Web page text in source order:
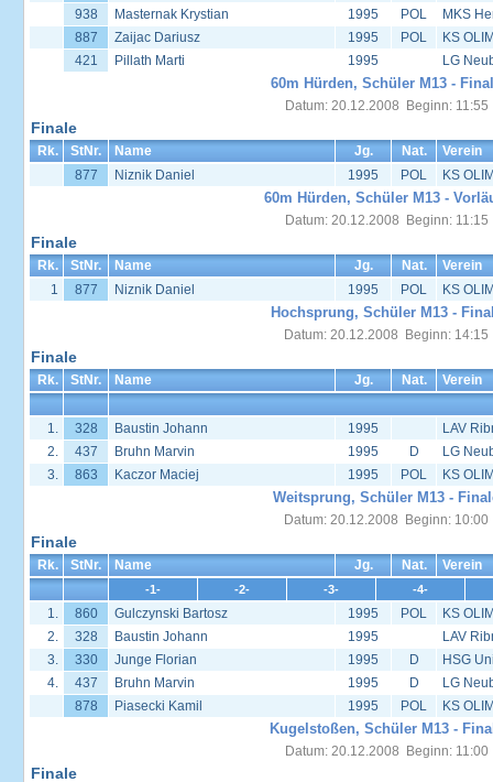
938
Masternak Krystian 1995 POL
MKS
887
Zaijac Dariusz 1995 POL
KS
421
Pillath Marti 1995 LG
60m Hürden, Schüler M13 -
Datum: 20.12.2008 Beginn: 11:55
Finale
Rk. StNr. Name Jg. Nat.
Verein
877
Niznik Daniel 1995 POL KS
60m Hürden, Schüler M13 -
Datum: 20.12.2008 Beginn: 11:15
Finale
Rk. StNr. Name Jg. Nat.
Verein
1
877 Niznik Daniel 1995 POL KS
Hochsprung, Schüler M13 -
Datum: 20.12.2008 Beginn: 14:15
Finale
Rk. StNr. Name Jg. Nat. Verein
1. 328 Baustin Johann 1995
LAV
2.
437 Bruhn Marvin 1995 D
LG
3.
863 Kaczor Maciej 1995 POL KS
Weitsprung, Schüler M13 -
Datum: 20.12.2008 Beginn: 10:00
Finale
Rk. StNr. Name Jg. Nat. Verein
-1- -2- -3- -4-
1. 860 Gulczynski Bartosz 1995 POL
KS
2.
328 Baustin Johann 1995
LAV
3.
330 Junge Florian 1995 D
HSG
4.
437 Bruhn Marvin 1995 D
LG
878
Piasecki Kamil 1995 POL KS
Kugelstoßen, Schüler M13 -
Datum: 20.12.2008 Beginn: 11:00
Finale